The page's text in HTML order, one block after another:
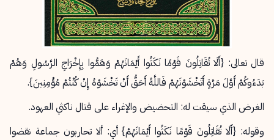
قال تعالى: {أَلَا تُقَاتِلُونَ قَوْمًا نَكَثُوا أَيْمَانَهُمْ وَهَمُّوا بِإِخْرَاجِ الرَّسُولِ وَهُمْ
بَدَءُوكُمْ أَوَّلَ مَرَّةٍ أَتَخْشَوْنَهُمْ فَاللَّهُ أَحَقُّ أَنْ تَخْشَوْهُ إِنْ كُنْتُمْ مُؤْمِنِينَ}.
الغرض الذي سيقت له: التحضيض والإغراء على قتال ناكثي العهود.
وقوله: {أَلَا تُقَاتِلُونَ قَوْمًا نَكَثُوا أَيْمَانَهُمْ} أي: ألا تحاربون جماعة نقضوا